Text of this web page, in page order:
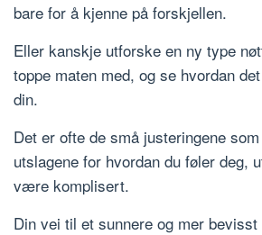
bare for å kjenne på forskjellen.
Eller kanskje utforske en ny type
toppe maten med, og se hvordan
din.
Det er ofte de små justeringene
utslagene for hvordan du føler deg,
være komplisert.
Din vei til et sunnere og mer